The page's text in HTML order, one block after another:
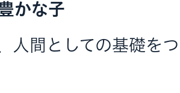
かな子
人間としての基礎を